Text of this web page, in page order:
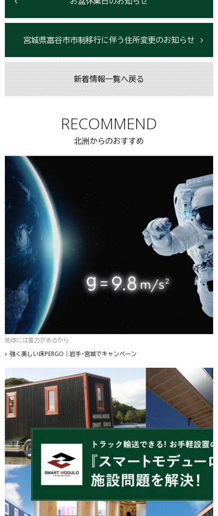
宮城県富谷市市制移行に伴う住所変更のお知らせ
新着情報一覧へ戻る
RECOMMEND
北洲からのおすすめ
地球には重力があるから
強く美しい床PERGO｜岩手・宮城でキャンペーン